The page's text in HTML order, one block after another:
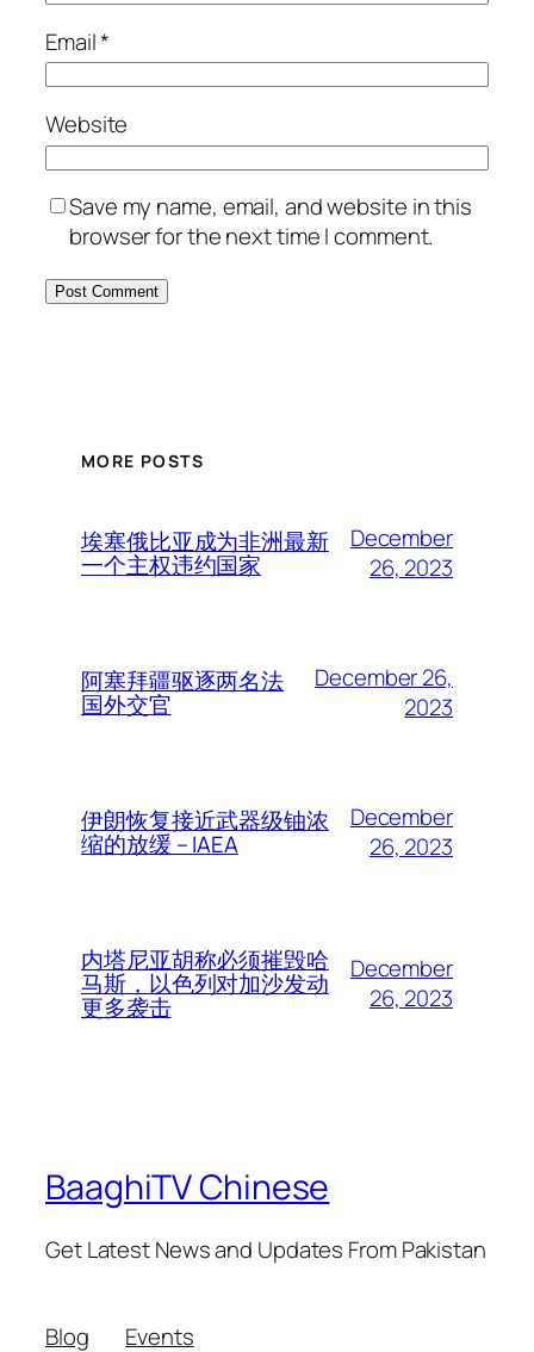
Email*
Website
Save my name, email, and website in this
browser for the next time I comment.
MORE POSTS
埃塞俄比亚成为非洲最新
一个主权违约国家
December
26, 2023
阿塞拜疆驱逐两名法
国外交官
December 26,
2023
伊朗恢复接近武器级铀浓
缩的放缓 – IAEA
December
26, 2023
内塔尼亚胡称必须摧毁哈
马斯，以色列对加沙发动
更多袭击
December
26, 2023
BaaghiTV Chinese
Get Latest News and Updates From Pakistan
Blog
Events